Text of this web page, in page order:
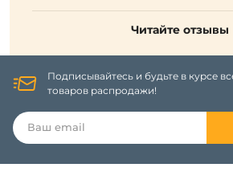
Читайте отзывы
Подписывайтесь и будьте в курсе
товаров распродажи!